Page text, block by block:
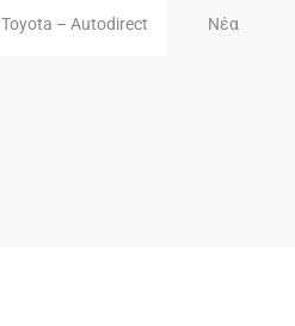
Toyota – Autodirect Νέα